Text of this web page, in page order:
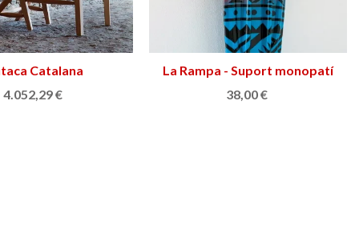
Afegir a la cistella
Catalana
4.052,29 €
Afegir a la cistella
La Rampa - Suport monopatí
38,00 €